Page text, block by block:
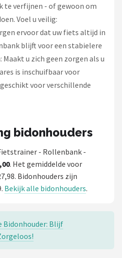
verfijnen - of gewoon om
Voel u veilig:
ervoor dat uw fiets altijd in
blijft voor een stabielere
u zich geen zorgen als u
is inschuifbaar voor
voor verschillende
bidonhouders
- Rollenbank -
. Het gemiddelde voor
Bidonhouders zijn
Bekijk alle bidonhouders.
Bidonhouder: Blijf